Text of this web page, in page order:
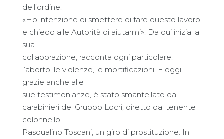
dell’ordine:
«Ho intenzione di smettere di fare questo lavoro
e chiedo alle Autorità di aiutarmi». Da qui inizia la
sua
collaborazione, racconta ogni particolare:
l’aborto, le violenze, le mortificazioni. E oggi,
grazie anche alle
sue testimonianze, è stato smantellato dai
carabinieri del Gruppo Locri, diretto dal tenente
colonnello
Pasqualino Toscani, un giro di prostituzione. In